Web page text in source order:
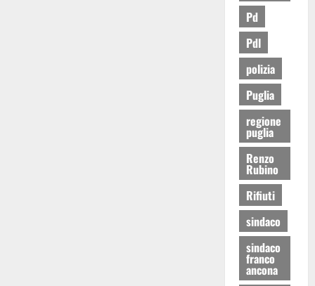
Pd
Pdl
polizia
Puglia
regione
puglia
Renzo
Rubino
Rifiuti
sindaco
sindaco
franco
ancona